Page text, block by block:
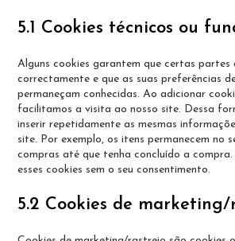
5.1 Cookies técnicos ou
Alguns cookies garantem que certas partes
correctamente e que as suas preferências
permaneçam conhecidas. Ao adicionar
facilitamos a visita ao nosso site. Dessa
inserir repetidamente as mesmas
site. Por exemplo, os itens permanecem no
compras até que tenha concluído a
esses cookies sem o seu consentimento.
5.2 Cookies de